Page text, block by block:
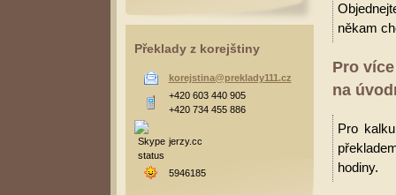
někam
Pro
na
Pro
hodiny.
Překlady z korejštiny
korejstina@preklady111.cz
+420 603 440 905
+420 734 455 886
jerzy.cc
5946185